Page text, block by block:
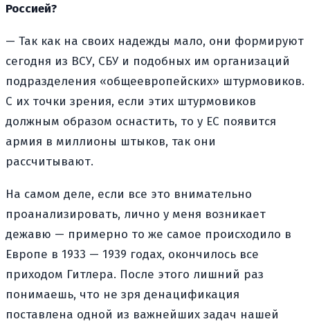
Россией?
— Так как на своих надежды мало, они формируют
сегодня из ВСУ, СБУ и подобных им организаций
подразделения «общеевропейских» штурмовиков.
С их точки зрения, если этих штурмовиков
должным образом оснастить, то у ЕС появится
армия в миллионы штыков, так они
рассчитывают.
На самом деле, если все это внимательно
проанализировать, лично у меня возникает
дежавю — примерно то же самое происходило в
Европе в 1933 — 1939 годах, окончилось все
приходом Гитлера. После этого лишний раз
понимаешь, что не зря денацификация
поставлена одной из важнейших задач нашей